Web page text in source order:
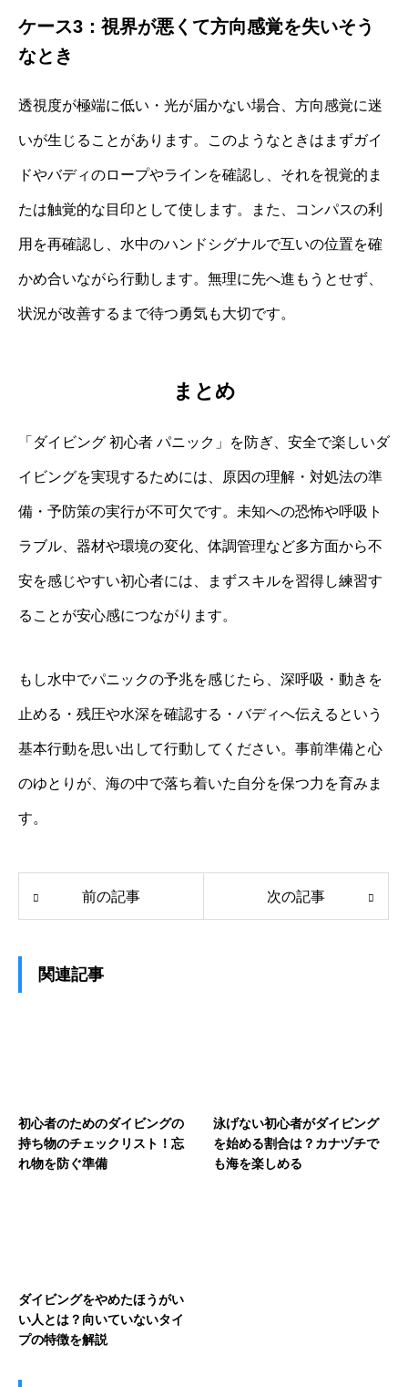
ケース3：視界が悪くて方向感覚を失いそう
なとき
透視度が極端に低い・光が届かない場合、方向感覚に迷
いが生じることがあります。このようなときはまずガイ
ドやバディのロープやラインを確認し、それを視覚的ま
たは触覚的な目印として使します。また、コンパスの利
用を再確認し、水中のハンドシグナルで互いの位置を確
かめ合いながら行動します。無理に先へ進もうとせず、
状況が改善するまで待つ勇気も大切です。
まとめ
「ダイビング 初心者 パニック」を防ぎ、安全で楽しいダ
イビングを実現するためには、原因の理解・対処法の準
備・予防策の実行が不可欠です。未知への恐怖や呼吸ト
ラブル、器材や環境の変化、体調管理など多方面から不
安を感じやすい初心者には、まずスキルを習得し練習す
ることが安心感につながります。
もし水中でパニックの予兆を感じたら、深呼吸・動きを
止める・残圧や水深を確認する・バディへ伝えるという
基本行動を思い出して行動してください。事前準備と心
のゆとりが、海の中で落ち着いた自分を保つ力を育みま
す。
前の記事 次の記事
関連記事
初心者のためのダイビングの
持ち物のチェックリスト！忘
れ物を防ぐ準備
泳げない初心者がダイビング
を始める割合は？カナヅチで
も海を楽しめる
ダイビングをやめたほうがい
い人とは？向いていないタイ
プの特徴を解説